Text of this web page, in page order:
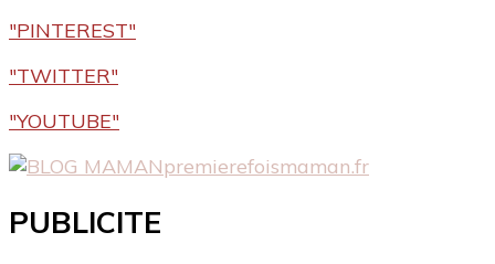
"PINTEREST"
"TWITTER"
"YOUTUBE"
premierefoismaman.fr
PUBLICITE